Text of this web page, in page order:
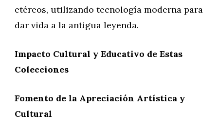
etéreos, utilizando tecnología moderna para
dar vida a la antigua leyenda.
Impacto Cultural y Educativo de Estas
Colecciones
Fomento de la Apreciación Artística y
Cultural